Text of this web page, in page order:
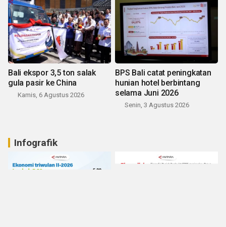
Bali ekspor 3,5 ton salak
gula pasir ke China
Kamis, 6 Agustus 2026
BPS Bali catat peningkatan
hunian hotel berbintang
selama Juni 2026
Senin, 3 Agustus 2026
Infografik